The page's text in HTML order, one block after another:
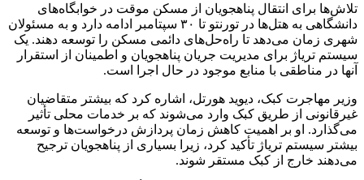
تلاش‌ها برای انتقال پناهجویان از مسکن موقت در خوابگاه‌های
دانشگاهی به هتل‌ها در تورنتو تا ۳۰ سپتامبر ادامه دارد و به مسئولان
شهری زمان می‌دهد تا راه‌حل‌های دائمی مسکن را توسعه دهند. یک
سیستم تریاژ برای مدیریت جریان پناهجویان و اطمینان از استقرار
آنها در مناطقی با منابع موجود در حال اجرا است.
وزیر مهاجرت کبک، دیوید هورتل، اشاره کرد که بیشتر متقاضیان
غیرقانونی از طریق کبک وارد می‌شوند که بر خدمات محلی تأثیر
می‌گذارد. او بر اهمیت کاهش زمان پردازش درخواست‌ها و توسعه
بیشتر سیستم تریاژ تأکید کرد، زیرا بسیاری از پناهجویان ترجیح
می‌دهند خارج از کبک مستقر شوند.